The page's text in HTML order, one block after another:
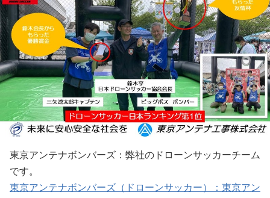
東京アンテナボンバーズ：弊社のドローンサッカーチーム
です。
東京アンテナボンバーズ（ドローンサッカー）：東京アン